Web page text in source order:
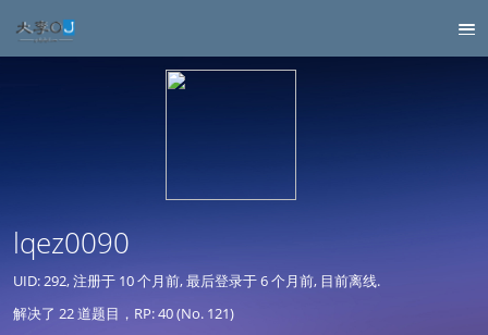
lqez0090
UID: 292, 注册于 10 个月前, 最后登录于6 个月前, 目前离线.
解决了 22 道题目，RP: 40 (No. 121)